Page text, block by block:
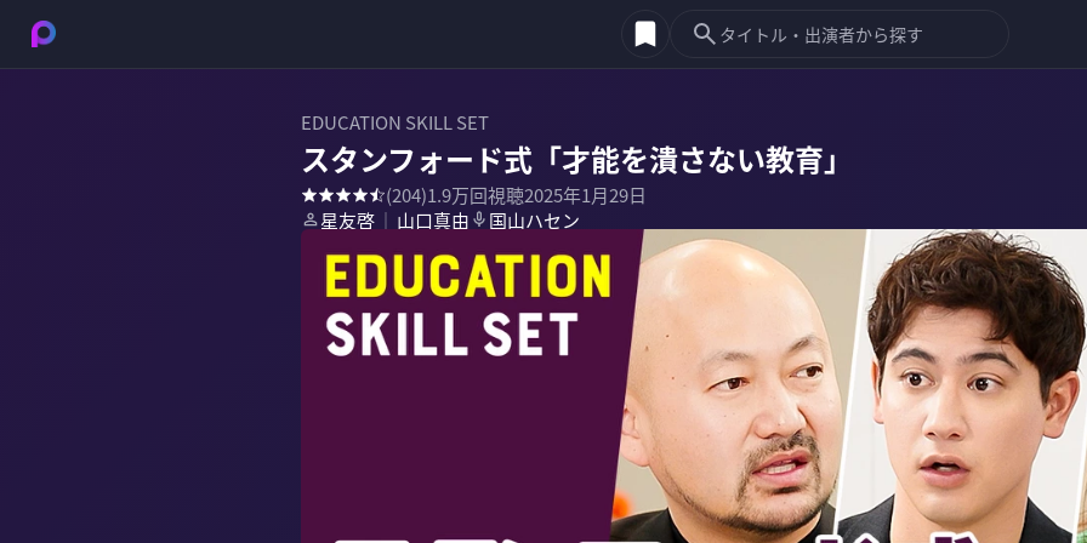
EDUCATION SKILL SET
スタンフォード式「才能を潰さない教育」
(204)1.9万回視聴2025年1月29日
星友啓 ｜ 山口真由 国山ハセン